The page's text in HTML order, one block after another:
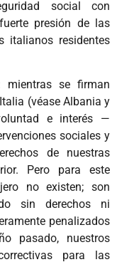
social con
presión de las
italianos residentes
mientras se firman
(véase Albania y
e interés —
sociales y
de nuestras
Pero para este
no existen; son
sin derechos ni
penalizados
pasado, nuestros
para las